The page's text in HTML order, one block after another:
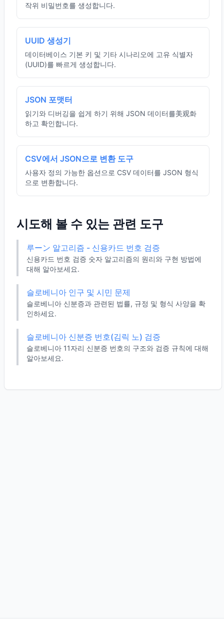
작위 비밀번호를 생성합니다.
UUID 생성기
데이터베이스 기본 키 및 기타 시나리오에 고유 식별자
(UUID)를 빠르게 생성합니다.
JSON 포맷터
읽기와 디버깅을 쉽게 하기 위해 JSON 데이터를美观화
하고 확인합니다.
CSV에서 JSON으로 변환 도구
사용자 정의 가능한 옵션으로 CSV 데이터를 JSON 형식
으로 변환합니다.
시도해 볼 수 있는 관련 도구
루ーン 알고리즘 - 신용카드 번호 검증
신용카드 번호 검증 숫자 알고리즘의 원리와 구현 방법에
대해 알아보세요.
슬로베니아 인구 및 시민 문제
슬로베니아 신분증과 관련된 법률, 규정 및 형식 사양을 확
인하세요.
슬로베니아 신분증 번호(김릭 노) 검증
슬로베니아 11자리 신분증 번호의 구조와 검증 규칙에 대해
알아보세요.